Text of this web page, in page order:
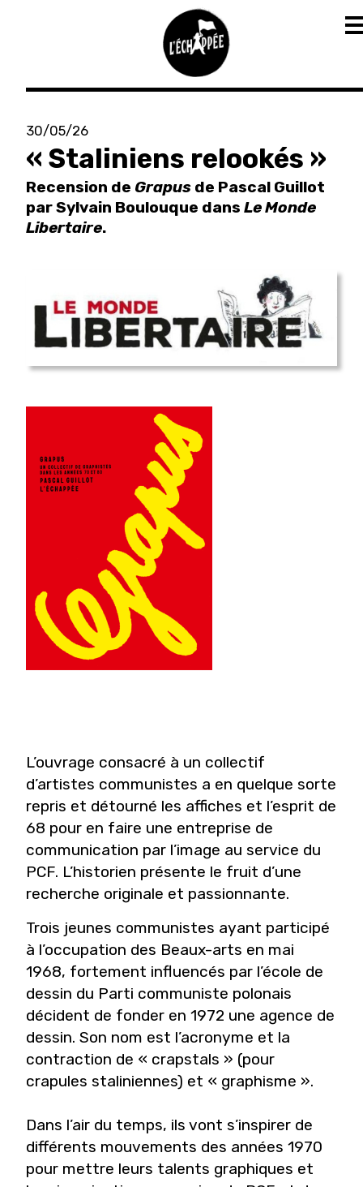
Aller
contenu
principal
30/05/26
« Staliniens relookés »
Recension de Grapus de Pascal Guillot
par Sylvain Boulouque dans Le Monde
Libertaire.
L’ouvrage consacré à un collectif
d’artistes communistes a en quelque sorte
repris et détourné les affiches et l’esprit de
68 pour en faire une entreprise de
communication par l’image au service du
PCF. L’historien présente le fruit d’une
recherche originale et passionnante.
Trois jeunes communistes ayant participé
à l’occupation des Beaux-arts en mai
1968, fortement influencés par l’école de
dessin du Parti communiste polonais
décident de fonder en 1972 une agence de
dessin. Son nom est l’acronyme et la
contraction de « crapstals » (pour
crapules staliniennes) et « graphisme ».
Dans l’air du temps, ils vont s’inspirer de
différents mouvements des années 1970
pour mettre leurs talents graphiques et